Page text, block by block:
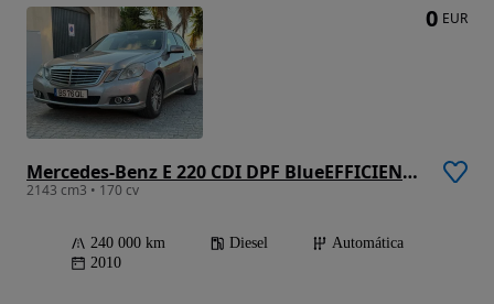
Mercedes-Benz E 220 CDI DPF BlueEFFICIENCY Auto Elegance
2143 cm3 • 170 cv
240 000 km Diesel
Automática
2010
0 EUR